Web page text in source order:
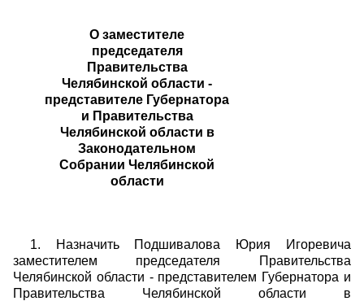
О заместителе
председателя
Правительства
Челябинской области -
представителе Губернатора
и Правительства
Челябинской области в
Законодательном
Собрании Челябинской
области
1. Назначить Подшивалова Юрия Игоревича
заместителем председателя Правительства
Челябинской области - представителем Губернатора и
Правительства Челябинской области в